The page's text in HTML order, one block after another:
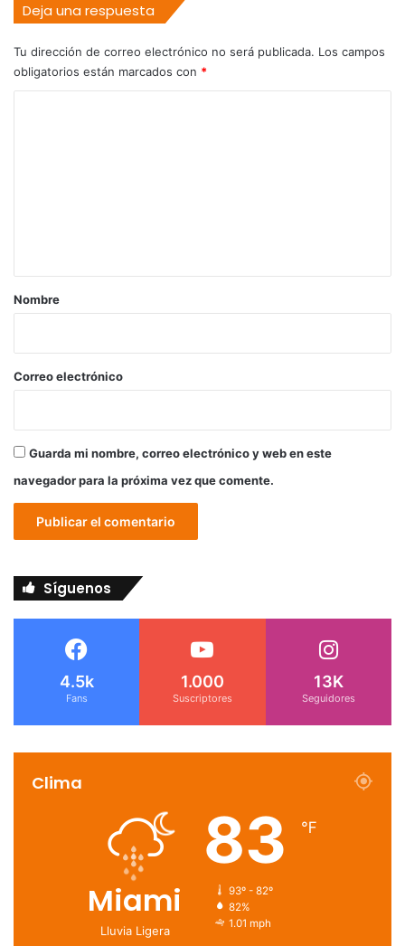
Deja una respuesta
Tu dirección de correo electrónico no será publicada. Los campos
obligatorios están marcados con *
r
*
Nombre
Correo electrónico
Guarda mi nombre, correo electrónico y web en este
navegador para la próxima vez que comente.
Síguenos
4.5k
Fans
1.000
Suscriptores
13K
Seguidores
Clima
Miami
Lluvia Ligera
83 ℉
93º - 82º
82%
1.01 mph